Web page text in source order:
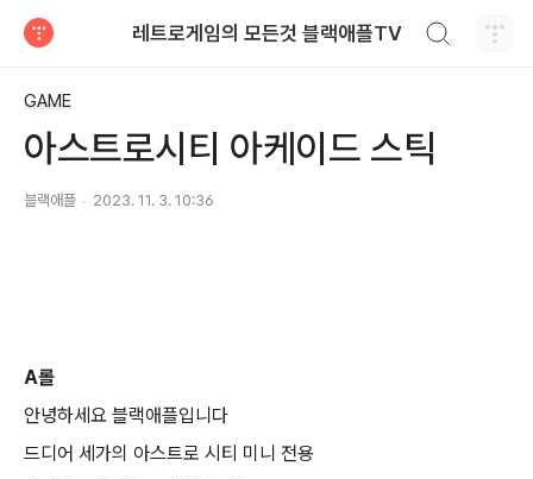
레트로게임의 모든것 블랙애플TV
GAME
아스트로시티 아케이드 스틱
블랙애플 2023. 11. 3. 10:36
A롤
안녕하세요 블랙애플입니다
드디어 세가의 아스트로 시티 미니 전용